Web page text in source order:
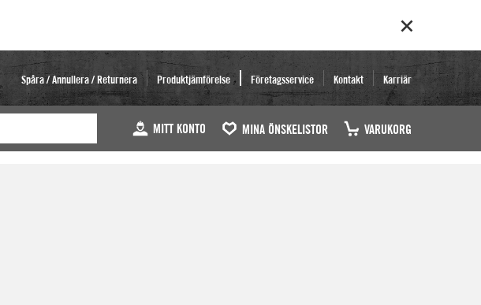
Spåra / Annullera / Returnera Produktjämförelse Företagsservice Kontakt Karriär
MITT KONTO MINA ÖNSKELISTOR VARUKORG